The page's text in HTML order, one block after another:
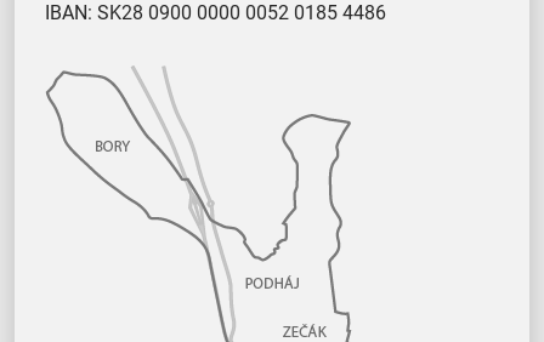
IBAN: SK28 0900 0000 0052 0185 4486